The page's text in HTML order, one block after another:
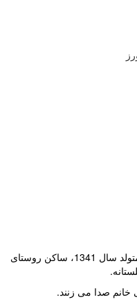
خانم خان بی بی جنگی نیا باغدار زیتون کار متولد سال 1341، ساکن روستای
صدا می زنند.